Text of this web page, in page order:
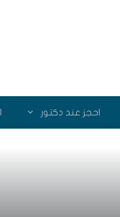
احجز عند دكتور